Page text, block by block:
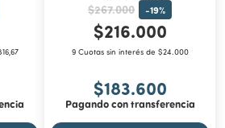
$267.000 -19%
$216.000
9 Cuotas sin interés de $24.000
$183.600
Pagando con transferencia